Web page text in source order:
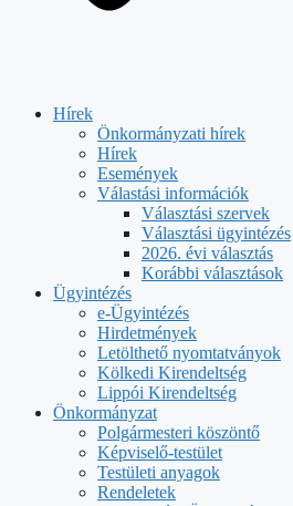
Hírek
Önkormányzati hírek
Hírek
Események
Válastási információk
Választási szervek
Választási ügyintézés
2026. évi választás
Korábbi választások
Ügyintézés
e-Ügyintézés
Hirdetmények
Letölthető nyomtatványok
Kölkedi Kirendeltség
Lippói Kirendeltség
Önkormányzat
Polgármesteri köszöntő
Képviselő-testület
Testületi anyagok
Rendeletek